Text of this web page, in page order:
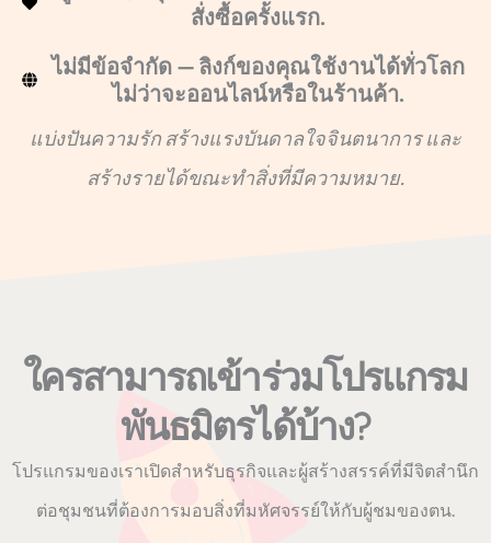
สั่งซื้อครั้งแรก.
ไม่มีข้อจำกัด — ลิงก์ของคุณใช้งานได้ทั่วโลก
ไม่ว่าจะออนไลน์หรือในร้านค้า.
แบ่งปันความรัก สร้างแรงบันดาลใจจินตนาการ และ
สร้างรายได้ขณะทำสิ่งที่มีความหมาย.
ใครสามารถเข้าร่วมโปรแกรม
พันธมิตรได้บ้าง?
โปรแกรมของเราเปิดสำหรับธุรกิจและผู้สร้างสรรค์ที่มีจิตสำนึก
ต่อชุมชนที่ต้องการมอบสิ่งที่มหัศจรรย์ให้กับผู้ชมของตน.